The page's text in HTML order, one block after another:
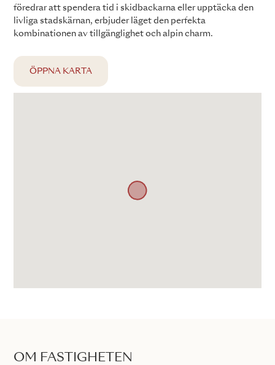
föredrar att spendera tid i skidbackarna eller upptäcka den
livliga stadskärnan, erbjuder läget den perfekta
kombinationen av tillgänglighet och alpin charm.
ÖPPNA KARTA
OM FASTIGHETEN